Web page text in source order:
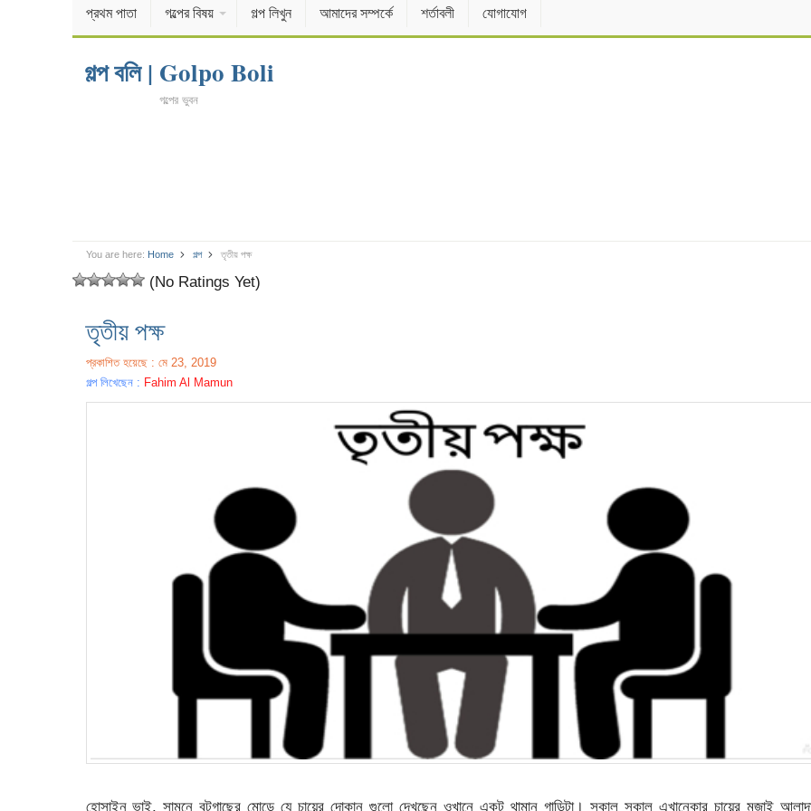
প্রথম পাতা গল্পের বিষয় গল্প লিখুন আমাদের সম্পর্কে শর্তাবলী যোগাযোগ
গল্প বলি | Golpo Boli
গল্পের ভুবন
You are here: Home গল্প তৃতীয় পক্ষ
(No Ratings Yet)
তৃতীয় পক্ষ
প্রকাশিত হয়েছে : মে 23, 2019
গল্প লিখেছেন : Fahim Al Mamun
হোসাইন ভাই, সামনে বটগাছের মোড়ে যে চায়ের দোকান গুলো দেখছেন ওখানে একটু থামান গাড়িটা। সকাল সকাল এখানেকার চায়ের মজাই